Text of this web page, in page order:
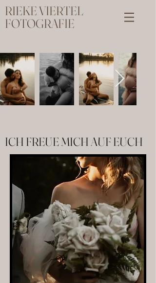
RIEKE VIERTEL
FOTOGRAFIE
ICH FREUE MICH AUF EUCH